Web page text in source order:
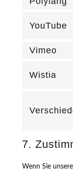
YouTube
Vimeo
Wistia
7.
Wenn Sie